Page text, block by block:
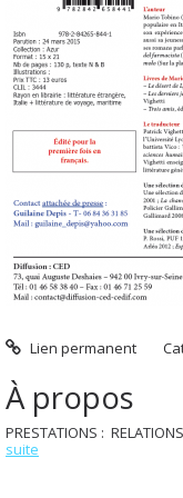
À propos
PRESTATIONS :
suite
Lien permanent